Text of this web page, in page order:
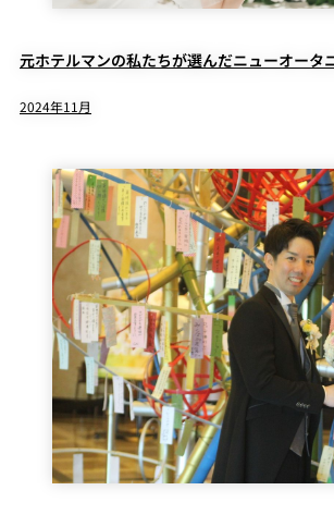
元ホテルマンの私たちが選んだニューオータ
2024年11月